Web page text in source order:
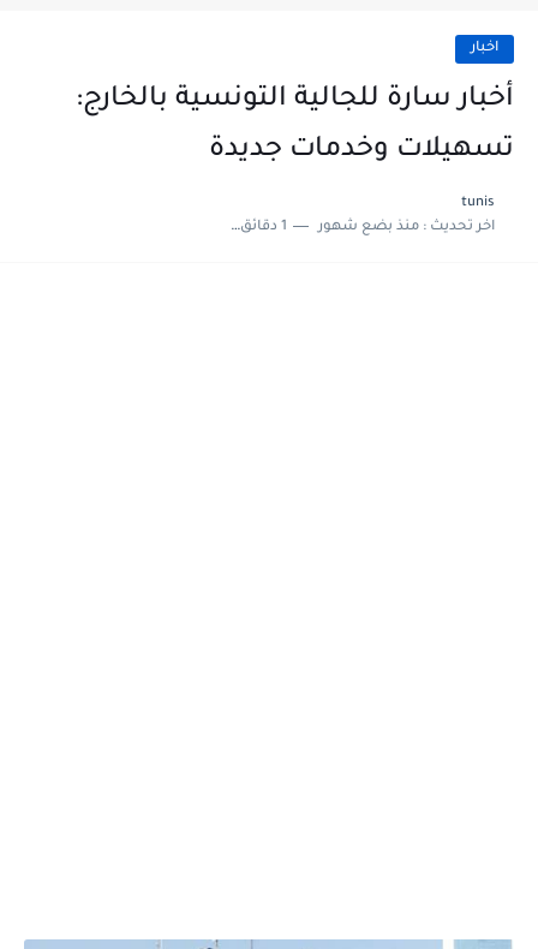
اخبار
أخبار سارة للجالية التونسية بالخارج:
تسهيلات وخدمات جديدة
tunis
اخر تحديث :منذ بضع شهور 1 دقائق للقراءة